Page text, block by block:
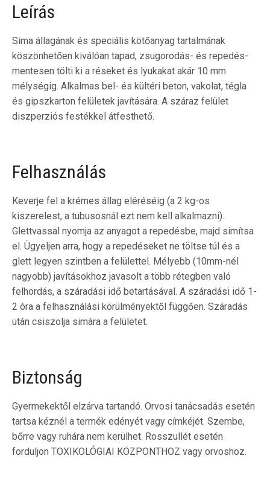
Leírás
Sima állagának és speciális kötőanyag tartalmának
köszönhetően kiválóan tapad, zsugorodás- és repedés-
mentesen tölti ki a réseket és lyukakat akár 10 mm
mélységig. Alkalmas bel- és kültéri beton, vakolat, tégla
és gipszkarton felületek javítására. A száraz felület
diszperziós festékkel átfesthető.
Felhasználás
Keverje fel a krémes állag eléréséig (a 2 kg-os
kiszerelest, a tubusosnál ezt nem kell alkalmazni).
Glettvassal nyomja az anyagot a repedésbe, majd simítsa
el. Ügyeljen arra, hogy a repedéseket ne töltse túl és a
glett legyen szintben a felülettel. Mélyebb (10mm-nél
nagyobb) javításokhoz javasolt a több rétegben való
felhordás, a száradási idő betartásával. A száradási idő 1-
2 óra a felhasználási körülményektől függően. Száradás
után csiszolja simára a felületet.
Biztonság
Gyermekektől elzárva tartandó. Orvosi tanácsadás esetén
tartsa kéznél a termék edényét vagy címkéjét. Szembe,
bőrre vagy ruhára nem kerülhet. Rosszullét esetén
forduljon TOXIKOLÓGIAI KÖZPONTHOZ vagy orvoshoz.